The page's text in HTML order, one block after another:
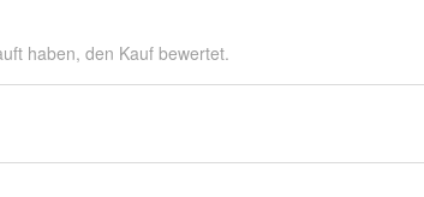
haben, den Kauf bewertet.